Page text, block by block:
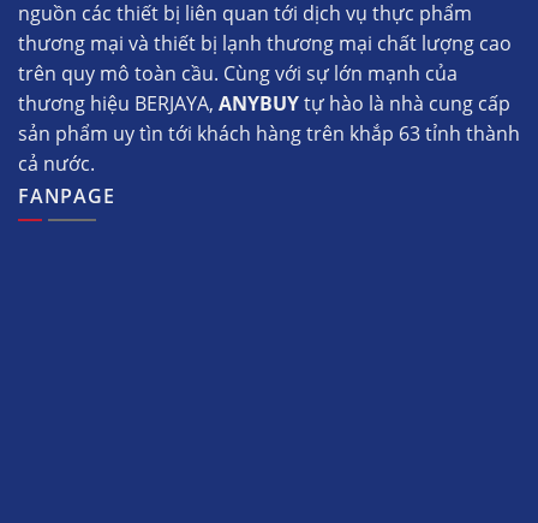
nguồn các thiết bị liên quan tới dịch vụ thực phẩm
thương mại và thiết bị lạnh thương mại chất lượng cao
trên quy mô toàn cầu. Cùng với sự lớn mạnh của
thương hiệu BERJAYA, ANYBUYtự hào là nhà cung cấp
sản phẩm uy tìn tới khách hàng trên khắp 63 tỉnh thành
cả nước.
FANPAGE